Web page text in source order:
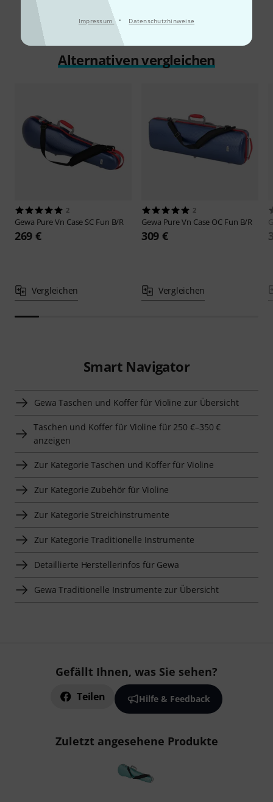
Impressum · Datenschutzhinweise
Alternativen vergleichen
2
Gewa Pure Vn Case SC Fun B/R
269 €
Vergleichen
2
Gewa Pure Vn Case OC Fun B/R
309 €
Vergleichen
Smart Navigator
Gewa Taschen und Koffer für Violine zur Übersicht
Taschen und Koffer für Violine für 250 €–350 €
anzeigen
Zur Kategorie Taschen und Koffer für Violine
Zur Kategorie Zubehör für Violine
Zur Kategorie Streichinstrumente
Zur Kategorie Traditionelle Instrumente
Detaillierte Herstellerinfos für Gewa
Gewa Traditionelle Instrumente zur Übersicht
Gefällt Ihnen, was Sie sehen?
Teilen Hilfe & Feedback
Zuletzt angesehene Produkte